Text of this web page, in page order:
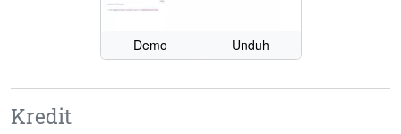
Demo Unduh
Kredit